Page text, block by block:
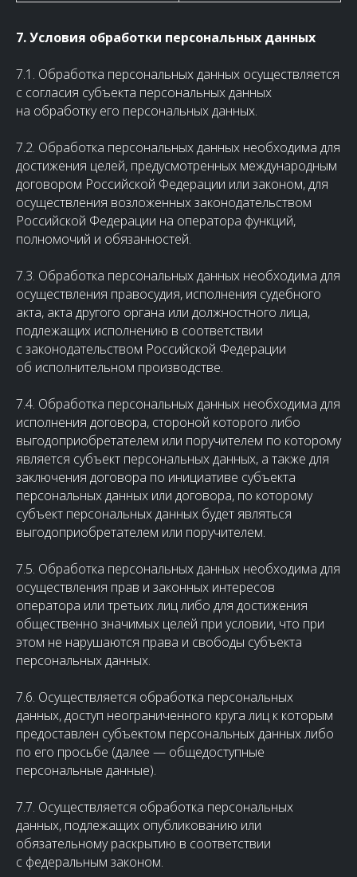
7. Условия обработки персональных данных
7.1. Обработка персональных данных осуществляется
с согласия субъекта персональных данных
на обработку его персональных данных.
7.2. Обработка персональных данных необходима для
достижения целей, предусмотренных международным
договором Российской Федерации или законом, для
осуществления возложенных законодательством
Российской Федерации на оператора функций,
полномочий и обязанностей.
7.3. Обработка персональных данных необходима для
осуществления правосудия, исполнения судебного
акта, акта другого органа или должностного лица,
подлежащих исполнению в соответствии
с законодательством Российской Федерации
об исполнительном производстве.
7.4. Обработка персональных данных необходима для
исполнения договора, стороной которого либо
выгодоприобретателем или поручителем по которому
является субъект персональных данных, а также для
заключения договора по инициативе субъекта
персональных данных или договора, по которому
субъект персональных данных будет являться
выгодоприобретателем или поручителем.
7.5. Обработка персональных данных необходима для
осуществления прав и законных интересов
оператора или третьих лиц либо для достижения
общественно значимых целей при условии, что при
этом не нарушаются права и свободы субъекта
персональных данных.
7.6. Осуществляется обработка персональных
данных, доступ неограниченного круга лиц к которым
предоставлен субъектом персональных данных либо
по его просьбе (далее — общедоступные
персональные данные).
7.7. Осуществляется обработка персональных
данных, подлежащих опубликованию или
обязательному раскрытию в соответствии
с федеральным законом.